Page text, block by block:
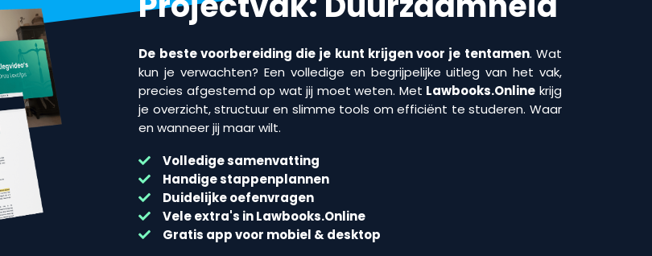
De beste voorbereiding die je kunt krijgen voor je tentamen. Wat
kun je verwachten? Een volledige en begrijpelijke uitleg van het vak,
precies afgestemd op wat jij moet weten. Met Lawbooks.Online krijg
je overzicht, structuur en slimme tools om efficiënt te studeren. Waar
en wanneer jij maar wilt.
Volledige samenvatting
Handige stappenplannen
Duidelijke oefenvragen
Vele extra's in Lawbooks.Online
Gratis app voor mobiel & desktop